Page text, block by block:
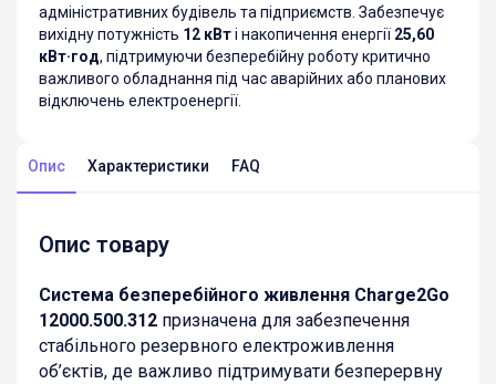
адміністративних будівель та підприємств. Забезпечує
вихідну потужність 12 кВті накопичення енергії 25,60
кВт·год, підтримуючи безперебійну роботу критично
важливого обладнання під час аварійних або планових
відключень електроенергії.
Опис Характеристики FAQ
Опис товару
Система безперебійного живлення Charge2Go
12000.500.312 призначена для забезпечення
стабільного резервного електроживлення
об’єктів, де важливо підтримувати безперервну